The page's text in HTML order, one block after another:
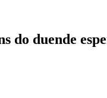
do duende